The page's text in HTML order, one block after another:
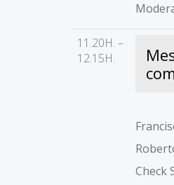
11.20H. –
12.15H.
Check